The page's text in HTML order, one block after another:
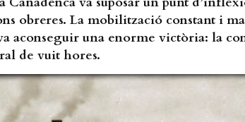
obreres. La mobilització constant i
aconseguir una enorme victòria: la
de vuit hores.